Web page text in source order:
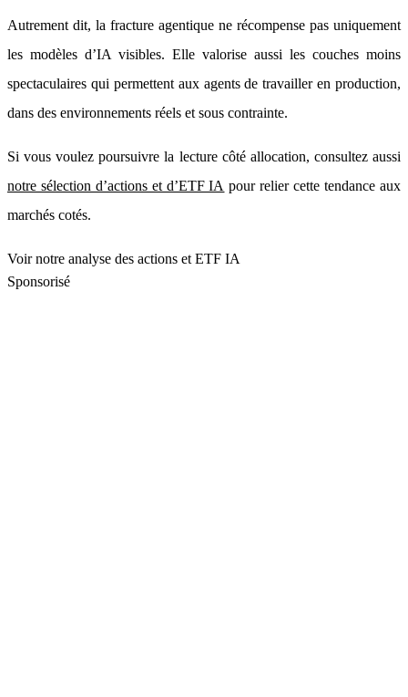
Autrement dit, la fracture agentique ne récompense pas uniquement
les modèles d’IA visibles. Elle valorise aussi les couches moins
spectaculaires qui permettent aux agents de travailler en production,
dans des environnements réels et sous contrainte.
Si vous voulez poursuivre la lecture côté allocation, consultez aussi
notre sélection d’actions et d’ETF IA pour relier cette tendance aux
marchés cotés.
Voir notre analyse des actions et ETF IA
Sponsorisé